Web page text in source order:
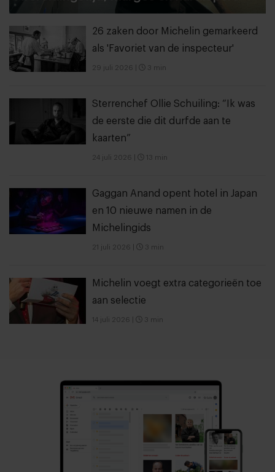
26 zaken door Michelin gemarkeerd
als 'Favoriet van de inspecteur'
29 juli 2026 3 min
Sterrenchef Ollie Schuiling: “Ik was
de eerste die dit durfde aan te
kaarten”
24 juli 2026 13 min
Gaggan Anand opent hotel in Japan
en 10 nieuwe namen in de
Michelingids
21 juli 2026 3 min
Michelin voegt extra categorieën toe
aan selectie
14 juli 2026 3 min